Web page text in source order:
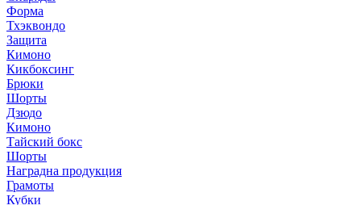
Форма
Тхэквондо
Защита
Кимоно
Кикбоксинг
Брюки
Шорты
Дзюдо
Кимоно
Тайский бокс
Шорты
Наградна продукция
Грамоты
Кубки